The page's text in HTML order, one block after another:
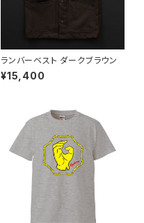
ランバーベスト ダークブラウン
¥15,400